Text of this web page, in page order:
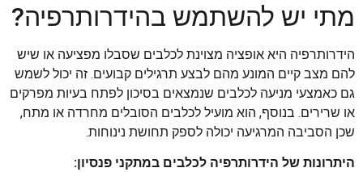
מתי יש להשתמש בהידרותרפיה?
הידרותרפיה היא אופציה מצוינת לכלבים שסבלו מפציעה או שיש
להם מצב קיים המונע מהם לבצע תרגילים קבועים. זה יכול לשמש
גם כאמצעי מניעה לכלבים שנמצאים בסיכון לפתח בעיות מפרקים
או שרירים. בנוסף, הוא מועיל לכלבים הסובלים מחרדה או מתח,
שכן הסביבה המרגיעה יכולה לספק תחושת נינוחות.
היתרונות של הידרותרפיה לכלבים במתקני פנסיון: